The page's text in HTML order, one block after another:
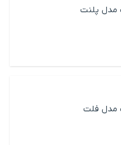
مدل پلنت
تخفیف
مدل فلت